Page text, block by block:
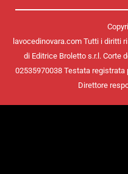
lavocedinovara.com Tutti i diritti
di Editrice Broletto s.r.l. Corte
02535970038 Testata
Direttore